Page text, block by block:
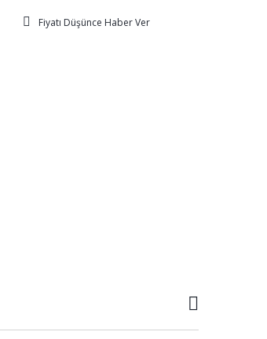
Fiyatı Düşünce Haber Ver